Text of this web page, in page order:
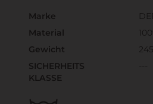
Marke
Material
Gewicht
SICHERHEITS
KLASSE